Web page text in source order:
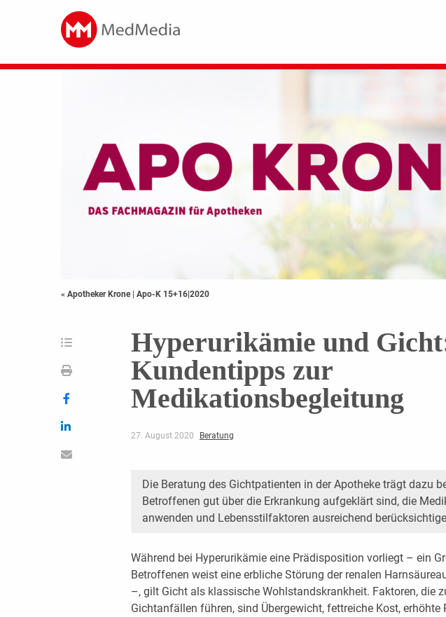
« Apotheker Krone | Apo-K 15+16|2020
Hyperurikämie und
Kundentipps zur
Medikationsbegleitung
27. August 2020 Beratung
Die Beratung des Gichtpatienten in der Apotheke trägt dazu
Betroffenen gut über die Erkrankung aufgeklärt sind, die
anwenden und Lebensstilfaktoren ausreichend
Während bei Hyperurikämie eine Prädisposition vorliegt – ein
Betroffenen weist eine erbliche Störung der renalen
–, gilt Gicht als klassische Wohlstandskrankheit. Faktoren, die
Gichtanfällen führen, sind Übergewicht, fettreiche Kost, erhöhte